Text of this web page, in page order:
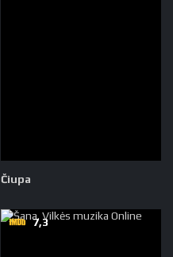
Čiupa
7,3